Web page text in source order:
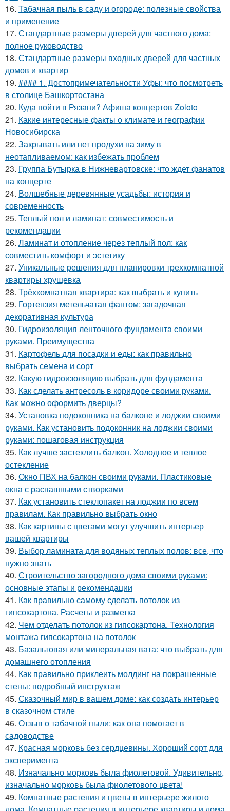
16. Табачная пыль в саду и огороде: полезные свойства
и применение
17. Стандартные размеры дверей для частного дома:
полное руководство
18. Стандартные размеры входных дверей для частных
домов и квартир
19. #### 1. Достопримечательности Уфы: что посмотреть
в столице Башкортостана
20. Куда пойти в Рязани? Афиша концертов Zoloto
21. Какие интересные факты о климате и географии
Новосибирска
22. Закрывать или нет продухи на зиму в
неотапливаемом: как избежать проблем
23. Группа Бутырка в Нижневартовске: что ждет фанатов
на концерте
24. Волшебные деревянные усадьбы: история и
современность
25. Теплый пол и ламинат: совместимость и
рекомендации
26. Ламинат и отопление через теплый пол: как
совместить комфорт и эстетику
27. Уникальные решения для планировки трехкомнатной
квартиры хрущевка
28. Трёхкомнатная квартира: как выбрать и купить
29. Гортензия метельчатая фантом: загадочная
декоративная культура
30. Гидроизоляция ленточного фундамента своими
руками. Преимущества
31. Картофель для посадки и еды: как правильно
выбрать семена и сорт
32. Какую гидроизоляцию выбрать для фундамента
33. Как сделать антресоль в коридоре своими руками.
Как можно оформить дверцы?
34. Установка подоконника на балконе и лоджии своими
руками. Как установить подоконник на лоджии своими
руками: пошаговая инструкция
35. Как лучше застеклить балкон. Холодное и теплое
остекление
36. Окно ПВХ на балкон своими руками. Пластиковые
окна с распашными створками
37. Как установить стеклопакет на лоджии по всем
правилам. Как правильно выбрать окно
38. Как картины с цветами могут улучшить интерьер
вашей квартиры
39. Выбор ламината для водяных теплых полов: все, что
нужно знать
40. Строительство загородного дома своими руками:
основные этапы и рекомендации
41. Как правильно самому сделать потолок из
гипсокартона. Расчеты и разметка
42. Чем отделать потолок из гипсокартона. Технология
монтажа гипсокартона на потолок
43. Базальтовая или минеральная вата: что выбрать для
домашнего отопления
44. Как правильно приклеить молдинг на покрашенные
стены: подробный инструктаж
45. Сказочный мир в вашем доме: как создать интерьер
в сказочном стиле
46. Отзыв о табачной пыли: как она помогает в
садоводстве
47. Красная морковь без сердцевины. Хороший сорт для
эксперимента
48. Изначально морковь была фиолетовой. Удивительно,
изначально морковь была фиолетового цвета!
49. Комнатные растения и цветы в интерьере жилого